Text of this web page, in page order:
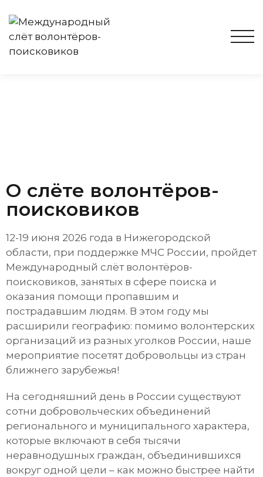
О слёте волонтёров-
поисковиков​
12-19 июня 2026 года в Нижегородской
области, при поддержке МЧС России, пройдет
Международный слёт волонтёров-
поисковиков, занятых в сфере поиска и
оказания помощи пропавшим и
пострадавшим людям. В этом году мы
расширили географию: помимо волонтерских
организаций из разных уголков России, наше
мероприятие посетят добровольцы из стран
ближнего зарубежья!
На сегодняшний день в России существуют
сотни добровольческих объединений
регионального и муниципального характера,
которые включают в себя тысячи
неравнодушных граждан, объединившихся
вокруг одной цели – как можно быстрее найти